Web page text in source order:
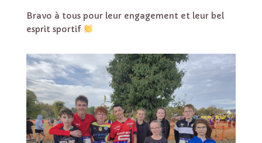
Bravo à tous pour leur engagement et leur bel
esprit sportif